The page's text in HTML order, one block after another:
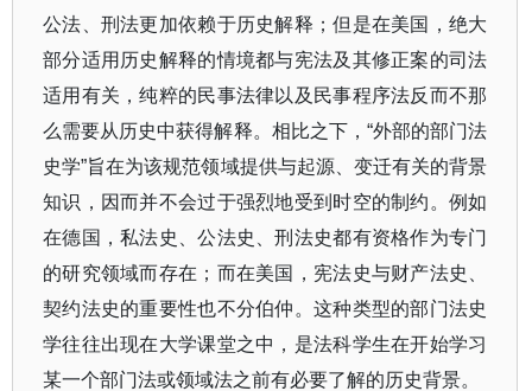
公法、刑法更加依赖于历史解释；但是在美国，绝大
部分适用历史解释的情境都与宪法及其修正案的司法
适用有关，纯粹的民事法律以及民事程序法反而不那
么需要从历史中获得解释。相比之下， “外部的部门法
史学”旨在为该规范领域提供与起源、变迁有关的背景
知识，因而并不会过于强烈地受到时空的制约。例如
在德国，私法史、公法史、刑法史都有资格作为专门
的研究领域而存在；而在美国，宪法史与财产法史、
契约法史的重要性也不分伯仲。这种类型的部门法史
学往往出现在大学课堂之中，是法科学生在开始学习
某一个部门法或领域法之前有必要了解的历史背景。